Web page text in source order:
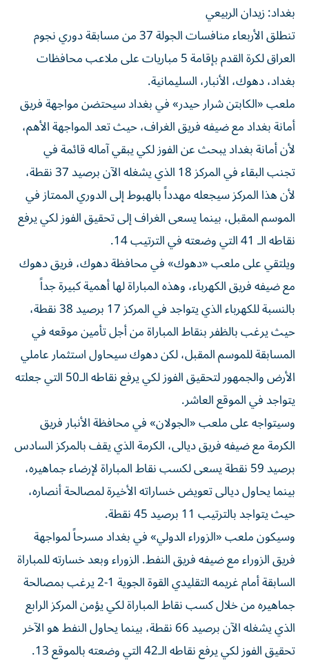
بغداد: زيدان الربيعي
تنطلق الأربعاء منافسات الجولة 37 من مسابقة دوري نجوم
العراق لكرة القدم بإقامة 5 مباريات على ملاعب محافظات
بغداد، دهوك، الأنبار، السليمانية.
ملعب «الكابتن شرار حيدر» في بغداد سيحتضن مواجهة فريق
أمانة بغداد مع ضيفه فريق الغراف، حيث تعد المواجهة الأهم،
لأن أمانة بغداد يبحث عن الفوز لكي يبقي آماله قائمة في
تجنب البقاء في المركز 18 الذي يشغله الآن برصيد 37 نقطة،
لأن هذا المركز سيجعله مهدداً بالهبوط إلى الدوري الممتاز في
الموسم المقبل، بينما يسعى الغراف إلى تحقيق الفوز لكي يرفع
نقاطه الـ 41 التي وضعته في الترتيب 14.
ويلتقي على ملعب «دهوك» في محافظة دهوك، فريق دهوك
مع ضيفه فريق الكهرباء، وهذه المباراة لها أهمية كبيرة جداً
بالنسبة للكهرباء الذي يتواجد في المركز 17 برصيد 38 نقطة،
حيث يرغب بالظفر بنقاط المباراة من أجل تأمين موقعه في
المسابقة للموسم المقبل، لكن دهوك سيحاول استثمار عاملي
الأرض والجمهور لتحقيق الفوز لكي يرفع نقاطه الـ50 التي جعلته
يتواجد في الموقع العاشر.
وسيتواجه على ملعب «الجولان» في محافظة الأنبار فريق
الكرمة مع ضيفه فريق ديالى، الكرمة الذي يقف بالمركز السادس
برصيد 59 نقطة يسعى لكسب نقاط المباراة لإرضاء جماهيره،
بينما يحاول ديالى تعويض خساراته الأخيرة لمصالحة أنصاره،
حيث يتواجد بالترتيب 11 برصيد 45 نقطة.
وسيكون ملعب «الزوراء الدولي» في بغداد مسرحاً لمواجهة
فريق الزوراء مع ضيفه فريق النفط. الزوراء وبعد خسارته للمباراة
السابقة أمام غريمه التقليدي القوة الجوية 1-2 يرغب بمصالحة
جماهيره من خلال كسب نقاط المباراة لكي يؤمن المركز الرابع
الذي يشغله الآن برصيد 66 نقطة، بينما يحاول النفط هو الآخر
تحقيق الفوز لكي يرفع نقاطه الـ42 التي وضعته بالموقع 13.